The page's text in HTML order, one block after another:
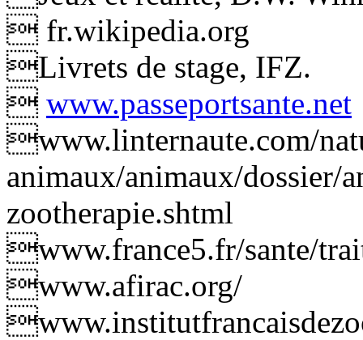
 fr.wikipedia.org
Livrets de stage, IFZ.
 www.passeportsante.net
www.linternaute.com/
animaux/animaux/dossier/
zootherapie.shtml
www.france5.fr/sante/
www.afirac.org/